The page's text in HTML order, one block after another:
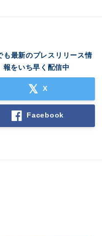
も最新のプレスリリース情
報をいち早く配信中
X
Facebook